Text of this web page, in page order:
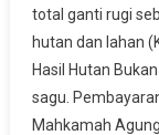
total ganti rugi
hutan dan lahan
Hasil Hutan
sagu.
Mahkamah